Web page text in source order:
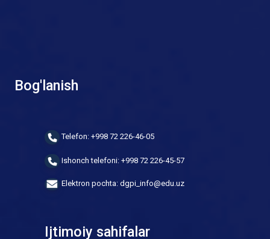
Bog'lanish
Telefon: +998 72 226-46-05
Ishonch telefoni: +998 72 226-45-57
Elektron pochta: dgpi_info@edu.uz
Ijtimoiy sahifalar